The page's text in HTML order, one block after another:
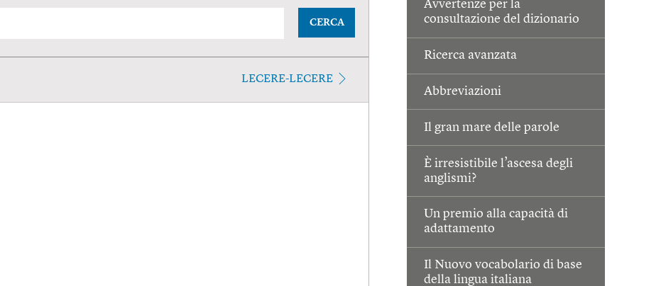
Avvertenze per la
consultazione del dizionario
Ricerca avanzata
Abbreviazioni
Il gran mare delle parole
È irresistibile l’ascesa degli
anglismi?
Un premio alla capacità di
adattamento
Il Nuovo vocabolario di base
della lingua italiana
CERCA
LECERE-LECERE